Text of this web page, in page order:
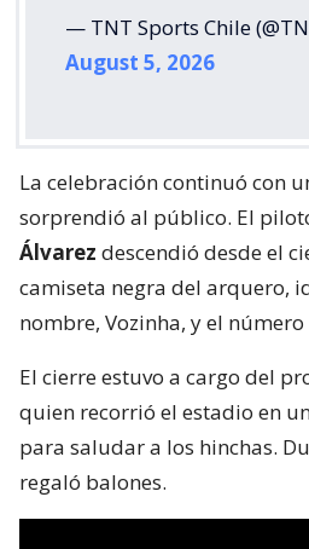
— TNT Sports Chile
August 5, 2026
La celebración continuó con
sorprendió al público. El
Álvarez descendió desde el
camiseta negra del arquero,
nombre, Vozinha, y el número
El cierre estuvo a cargo del
quien recorrió el estadio en
para saludar a los hinchas.
regaló balones.